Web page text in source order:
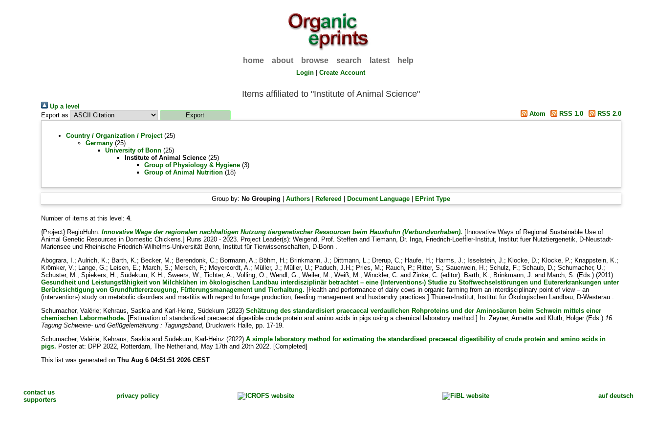
home about browse search latest help
Login |Create Account
Items affiliated to "Institute of Animal Science"
Up a level
Export as
Atom RSS 1.0 RSS 2.0
Country / Organization / Project(25)
Germany(25)
University of Bonn(25)
Institute of Animal Science(25)
Group of Physiology & Hygiene(3)
Group of Animal Nutrition(18)
Group by: No Grouping |Authors Refereed Document Language EPrint Type
Number of items at this level: 4.
{Project} RegioHuhn: Innovative Wege der regionalen nachhaltigen Nutzung tiergenetischer Ressourcen beim Haushuhn (Verbundvorhaben). [Innovative Ways of Regional Sustainable Use of
Animal Genetic Resources in Domestic Chickens.] Runs 2020 - 2023. Project Leader(s): Weigend, Prof. Steffenand Tiemann, Dr. Inga, Friedrich-Loeffler-Institut, Institut fuer Nutztiergenetik, D-Neustadt-
Mariensee und Rheinische Friedrich-Wilhelms-Universität Bonn, Institut für Tierwissenschaften, D-Bonn .
Abograra, I.; Aulrich, K.; Barth, K.; Becker, M.; Berendonk, C.; Bormann, A.; Böhm, H.; Brinkmann, J.; Dittmann, L.; Drerup, C.; Haufe, H.; Harms, J.; Isselstein, J.; Klocke, D.; Klocke, P.; Knappstein, K.;
Krömker, V.; Lange, G.; Leisen, E.; March, S.; Mersch, F.; Meyercordt, A.; Müller, J.; Müller, U.; Paduch, J.H.; Pries, M.; Rauch, P.; Ritter, S.; Sauerwein, H.; Schulz, F.; Schaub, D.; Schumacher, U.;
Schuster, M.; Spiekers, H.; Südekum, K.H.; Sweers, W.; Tichter, A.; Volling, O.; Wendl, G.; Weiler, M.; Weiß, M.; Winckler, C. and Zinke, C. (editor): Barth, K.; Brinkmann, J. and March, S. (Eds.) (2011)
Gesundheit und Leistungsfähigkeit von Milchkühen im ökologischen Landbau interdisziplinär betrachtet – eine (Interventions-) Studie zu Stoffwechselstörungen und Eutererkrankungen unter
Berücksichtigung von Grundfuttererzeugung, Fütterungsmanagement und Tierhaltung. [Health and performance of dairy cows in organic farming from an interdisciplinary point of view – an
(intervention-) study on metabolic disorders and mastitis with regard to forage production, feeding management and husbandry practices.] Thünen-Institut, Institut für Ökologischen Landbau, D-Westerau .
Schumacher, Valérie; Kehraus, Saskiaand Karl-Heinz, Südekum (2023) Schätzung des standardisiert praecaecal verdaulichen Rohproteins und der Aminosäuren beim Schwein mittels einer
chemischen Labormethode. [Estimation of standardized precaecal digestible crude protein and amino acids in pigs using a chemical laboratory method.] In: Zeyner, Annetteand Kluth, Holger(Eds.) 16.
Tagung Schweine- und Geflügelernährung : Tagungsband, Druckwerk Halle, pp. 17-19.
Schumacher, Valérie; Kehraus, Saskiaand Südekum, Karl-Heinz (2022) A simple laboratory method for estimating the standardised precaecal digestibility of crude protein and amino acids in
pigs. Poster at: DPP 2022, Rotterdam, The Netherland, May 17th and 20th 2022. [Completed]
This list was generated on Thu Aug 6 04:51:51 2026 CEST.
contact us
supporters
privacy policy auf deutsch